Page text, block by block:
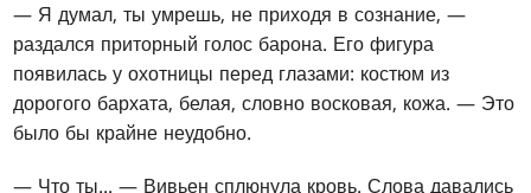
— Я думал, ты умрешь, не приходя в сознание, —
раздался приторный голос барона. Его фигура
появилась у охотницы перед глазами: костюм из
дорогого бархата, белая, словно восковая, кожа. — Это
было бы крайне неудобно.
— Что ты... — Вивьен сплюнула кровь. Слова давались